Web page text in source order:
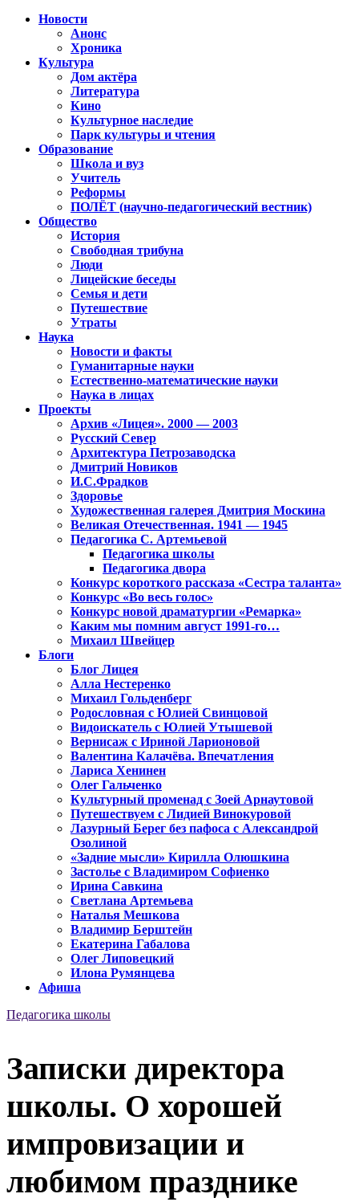
Новости
Анонс
Хроника
Культура
Дом актёра
Литература
Кино
Культурное наследие
Парк культуры и чтения
Образование
Школа и вуз
Учитель
Реформы
ПОЛЁТ (научно-педагогический вестник)
Общество
История
Свободная трибуна
Люди
Лицейские беседы
Семья и дети
Путешествие
Утраты
Наука
Новости и факты
Гуманитарные науки
Естественно-математические науки
Наука в лицах
Проекты
Архив «Лицея». 2000 — 2003
Русский Север
Архитектура Петрозаводска
Дмитрий Новиков
И.С.Фрадков
Здоровье
Художественная галерея Дмитрия Москина
Великая Отечественная. 1941 — 1945
Педагогика С. Артемьевой
Педагогика школы
Педагогика двора
Конкурс короткого рассказа «Сестра таланта»
Конкурс «Во весь голос»
Конкурс новой драматургии «Ремарка»
Каким мы помним август 1991-го…
Михаил Швейцер
Блоги
Блог Лицея
Алла Нестеренко
Михаил Гольденберг
Родословная с Юлией Свинцовой
Видоискатель с Юлией Утышевой
Вернисаж с Ириной Ларионовой
Валентина Калачёва. Впечатления
Лариса Хенинен
Олег Гальченко
Культурный променад с Зоей Арнаутовой
Путешествуем с Лидией Винокуровой
Лазурный Берег без пафоса с Александрой
Озолиной
«Задние мысли» Кирилла Олюшкина
Застолье с Владимиром Софиенко
Ирина Савкина
Светлана Артемьева
Наталья Мешкова
Владимир Берштейн
Екатерина Габалова
Олег Липовецкий
Илона Румянцева
Афиша
Педагогика школы
Записки директора
школы. О хорошей
импровизации и
любимом празднике